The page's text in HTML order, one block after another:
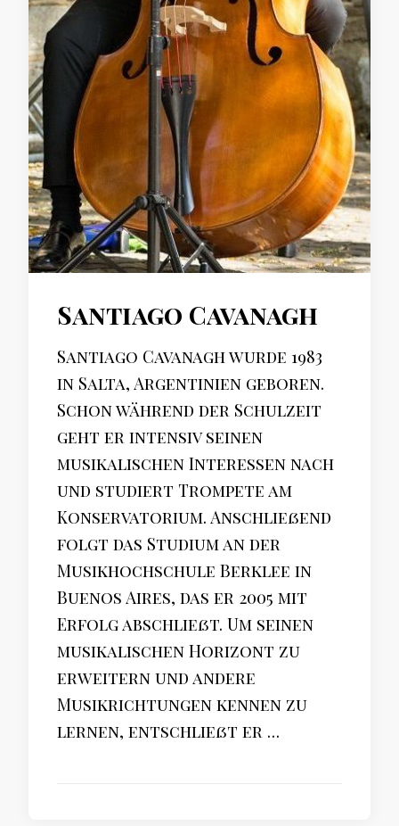
Santiago Cavanagh
Santiago Cavanagh wurde 1983
in Salta, Argentinien geboren.
Schon während der Schulzeit
geht er intensiv seinen
musikalischen Interessen nach
und studiert Trompete am
Konservatorium. Anschließend
folgt das Studium an der
Musikhochschule Berklee in
Buenos Aires, das er 2005 mit
Erfolg abschließt. Um seinen
musikalischen Horizont zu
erweitern und andere
Musikrichtungen kennen zu
lernen, entschließt er …